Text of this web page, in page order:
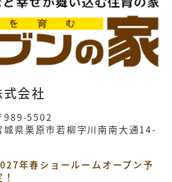
会社
989-5502
城県栗原市若柳字川南南大通14-
年春ショールームオープン予